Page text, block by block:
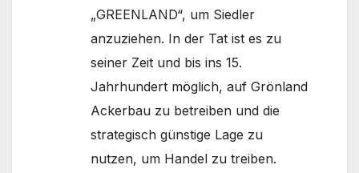
„GREENLAND“, um Siedler
anzuziehen. In der Tat ist es zu
seiner Zeit und bis ins 15.
Jahrhundert möglich, auf Grönland
Ackerbau zu betreiben und die
strategisch günstige Lage zu
nutzen, um Handel zu treiben.